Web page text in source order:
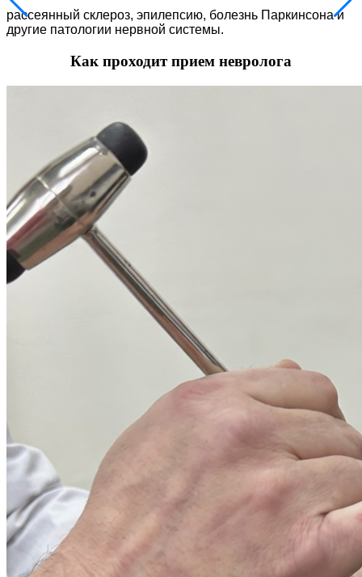
рассеянный склероз, эпилепсию, болезнь Паркинсона и
другие патологии нервной системы.
Как проходит прием невролога